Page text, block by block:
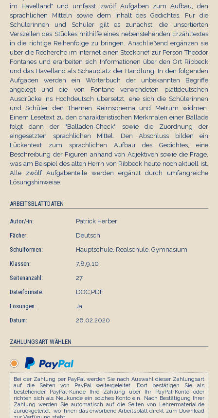
im Havelland" und umfasst zwölf Aufgaben zum Aufbau, den
sprachlichen Mitteln sowie dem Inhalt des Gedichtes. Für die
Schülerinnen und Schüler gilt es zunächst, die unsortierten
Verszeilen des Stückes mithilfe eines nebenstehenden Erzähltextes
in die richtige Reihenfolge zu bringen. Anschließend ergänzen sie
über die Recherche im Internet einen Steckbrief zur Person Theodor
Fontanes und erarbeiten sich Informationen über den Ort Ribbeck
und das Havelland als Schauplatz der Handlung. In den folgenden
Aufgaben werden ein Wörterbuch der unbekannten Begriffe
angelegt und die von Fontane verwendeten plattdeutschen
Ausdrücke ins Hochdeutsch übersetzt, ehe sich die Schülerinnen
und Schüler den Themen Reimschema und Metrum widmen.
Einem Lesetext zu den charakteristischen Merkmalen einer Ballade
folgt dann der "Balladen-Check" sowie die Zuordnung der
eingesetzten sprachlichen Mittel. Den Abschluss bilden ein
Lückentext zum sprachlichen Aufbau des Gedichtes, eine
Beschreibung der Figuren anhand von Adjektiven sowie die Frage,
was am Beispiel des alten Herrn von Ribbeck heute noch aktuell ist.
Alle zwölf Aufgabenteile werden ergänzt durch umfangreiche
Lösungshinweise.
ARBEITSBLATTDATEN
Autor/-in:
Patrick Herber
Fächer:
Deutsch
Schulformen:
Hauptschule, Realschule, Gymnasium
Klassen:
7,8,9,10
Seitenanzahl:
27
Dateiformate:
DOC,PDF
Lösungen:
Ja
Datum:
26.02.2020
ZAHLUNGSART WÄHLEN
Bei der Zahlung per PayPal werden Sie nach Auswahl dieser Zahlungsart
auf die Seiten von PayPal weitergeleitet. Dort bestätigen Sie als
bestehender PayPal-Kunde Ihre Zahlung über Ihr PayPal-Konto oder
richten sich als Neukunde ein solches Konto ein. Nach Bestätigung Ihrer
Zahlung werden Sie automatisch auf die Seiten von Lehrermaterial.de
zurückgeleitet, wo Ihnen das erworbene Arbeitsblatt direkt zum Download